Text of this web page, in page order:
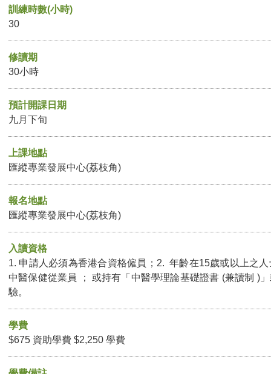
訓練時數(小時)
30
修讀期
30小時
預計開課日期
九月下旬
上課地點
匯縱專業發展中心(荔枝角)
報名地點
匯縱專業發展中心(荔枝角)
入讀資格
1. 申請人必須為香港合資格僱員；2. 年齡在15歲或以上之
中醫保健從業員 ； 或持有「中醫學理論基礎證書 (兼讀制 )
驗。
學費
$675 資助學費 $2,250 學費